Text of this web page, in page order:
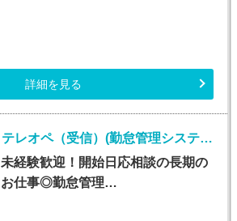
詳細を見る
コールセンター・テレオペ（受信）(勤怠管理システムヘルプデスク)
未経験歓迎！開始日応相談の長期の
お仕事◎勤怠管理…